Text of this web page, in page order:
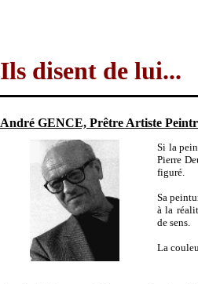
Ils disent de lui...
Si la
Pierre
figuré.
Sa
à la
de sens.
La
André GENCE, Prêtre Artiste